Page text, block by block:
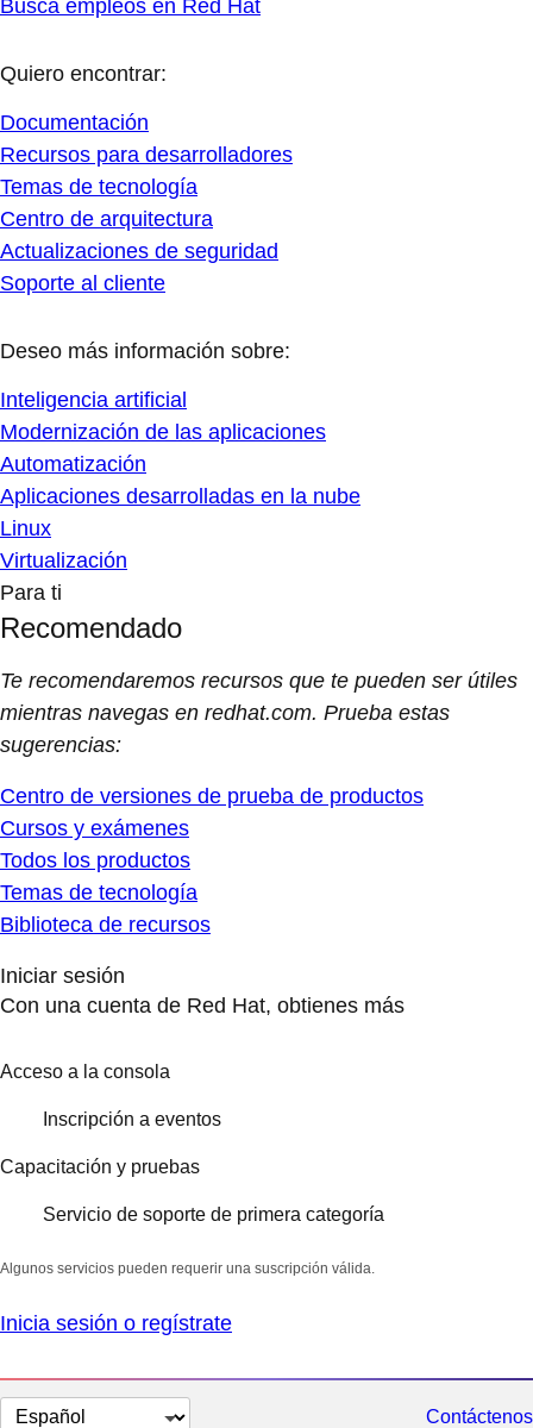
Busca empleos en Red Hat
Quiero encontrar:
Documentación
Recursos para desarrolladores
Temas de tecnología
Centro de arquitectura
Actualizaciones de seguridad
Soporte al cliente
Deseo más información sobre:
Inteligencia artificial
Modernización de las aplicaciones
Automatización
Aplicaciones desarrolladas en la nube
Linux
Virtualización
Para ti
Recomendado
Te recomendaremos recursos que te pueden ser útiles
mientras navegas en redhat.com. Prueba estas
sugerencias:
Centro de versiones de prueba de productos
Cursos y exámenes
Todos los productos
Temas de tecnología
Biblioteca de recursos
Iniciar sesión
Con una cuenta de Red Hat, obtienes más
Acceso a la consola
Inscripción a eventos
Capacitación y pruebas
Servicio de soporte de primera categoría
Algunos servicios pueden requerir una suscripción válida.
Inicia sesión o regístrate
Cambiar
Contáctenos